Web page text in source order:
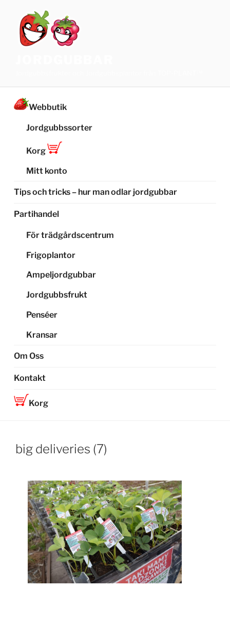
innehåll
Webbutik
Jordgubbssorter
Korg
Mitt konto
Tips och tricks – hur man odlar jordgubbar
Partihandel
För trädgårdscentrum
Frigoplantor
Ampeljordgubbar
Jordgubbsfrukt
Penséer
Kransar
Om Oss
Kontakt
Korg
big deliveries (7)